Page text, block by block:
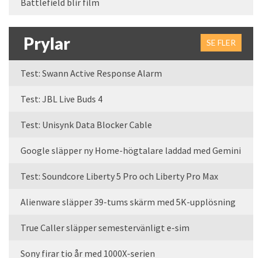
Battlefield blir film
Prylar SE FLER
Test: Swann Active Response Alarm
Test: JBL Live Buds 4
Test: Unisynk Data Blocker Cable
Google släpper ny Home-högtalare laddad med Gemini
Test: Soundcore Liberty 5 Pro och Liberty Pro Max
Alienware släpper 39-tums skärm med 5K-upplösning
True Caller släpper semestervänligt e-sim
Sony firar tio år med 1000X-serien